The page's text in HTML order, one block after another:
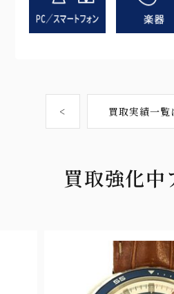
< 買取実績一覧
買取強化中